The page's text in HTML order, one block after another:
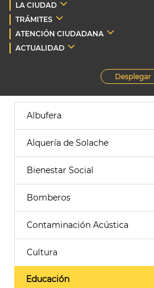
LA CIUDAD
TRÁMITES
ATENCIÓN CIUDADANA
ACTUALIDAD
Desplegar
Albufera
Alquería de Solache
Bienestar Social
Bomberos
Contaminación Acústica
Cultura
Educación